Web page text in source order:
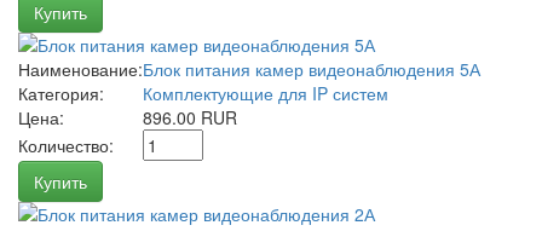
Купить
Наименование:Блок питания камер видеонаблюдения 5А
Категория:
Комплектующие для IP систем
Цена:
896.00 RUR
Количество:
Купить